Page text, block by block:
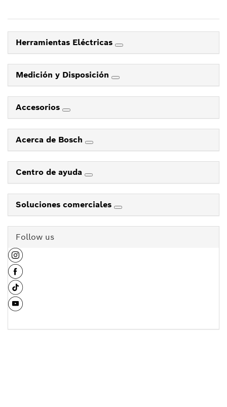
Herramientas Eléctricas
Medición y Disposición
Accesorios
Acerca de Bosch
Centro de ayuda
Soluciones comerciales
Follow us